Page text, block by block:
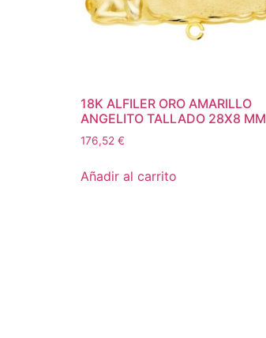
18K ALFILER ORO AMARILLO
ANGELITO TALLADO 28X8 MM
176,52 €
Añadir al carrito